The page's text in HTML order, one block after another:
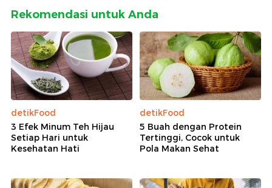
Rekomendasi untuk Anda
detikFood
3 Efek Minum Teh Hijau
Setiap Hari untuk
Kesehatan Hati
detikFood
5 Buah dengan Protein
Tertinggi, Cocok untuk
Pola Makan Sehat